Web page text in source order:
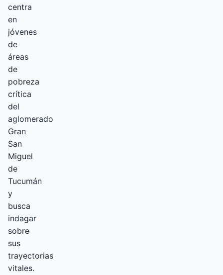
centra
en
jóvenes
de
áreas
de
pobreza
crítica
del
aglomerado
Gran
San
Miguel
de
Tucumán
y
busca
indagar
sobre
sus
trayectorias
vitales.